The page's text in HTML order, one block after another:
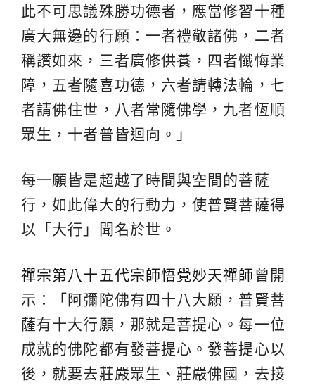
此不可思議殊勝功德者，應當修習十種
廣大無邊的行願：一者禮敬諸佛，二者
稱讚如來，三者廣修供養，四者懺悔業
障，五者隨喜功德，六者請轉法輪，七
者請佛住世，八者常隨佛學，九者恆順
眾生，十者普皆迴向。」
每一願皆是超越了時間與空間的菩薩
行，如此偉大的行動力，使普賢菩薩得
以「大行」聞名於世。
禪宗第八十五代宗師悟覺妙天禪師 曾開
示：「阿彌陀佛有四十八大願，普賢菩
薩有十大行願，那就是菩提心。每一位
成就的佛陀都有發菩提心。發菩提心以
後，就要去莊嚴眾生、莊嚴佛國，去接